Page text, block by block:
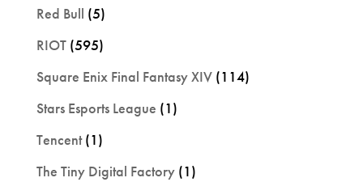
Red Bull (5)
RIOT(595)
Square Enix Final Fantasy XIV(114)
Stars Esports League (1)
Tencent(1)
The Tiny Digital Factory(1)